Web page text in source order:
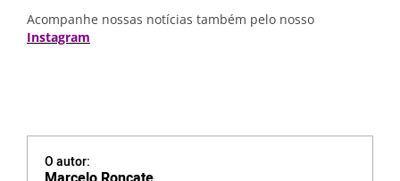
Acompanhe nossas notícias também pelo nosso
Instagram
O autor: